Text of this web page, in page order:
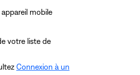
mobile
votre liste de
Connexion à un